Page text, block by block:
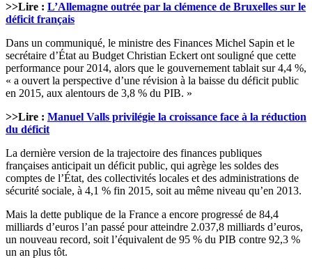
>>Lire : L’Allemagne outrée par la clémence de Bruxelles sur le
déficit français
Dans un communiqué, le ministre des Finances Michel Sapin et le
secrétaire d’État au Budget Christian Eckert ont souligné que cette
performance pour 2014, alors que le gouvernement tablait sur 4,4 %,
« a ouvert la perspective d’une révision à la baisse du déficit public
en 2015, aux alentours de 3,8 % du PIB. »
>>Lire : Manuel Valls privilégie la croissance face à la réduction
du déficit
La dernière version de la trajectoire des finances publiques
françaises anticipait un déficit public, qui agrège les soldes des
comptes de l’État, des collectivités locales et des administrations de
sécurité sociale, à 4,1 % fin 2015, soit au même niveau qu’en 2013.
Mais la dette publique de la France a encore progressé de 84,4
milliards d’euros l’an passé pour atteindre 2.037,8 milliards d’euros,
un nouveau record, soit l’équivalent de 95 % du PIB contre 92,3 %
un an plus tôt.